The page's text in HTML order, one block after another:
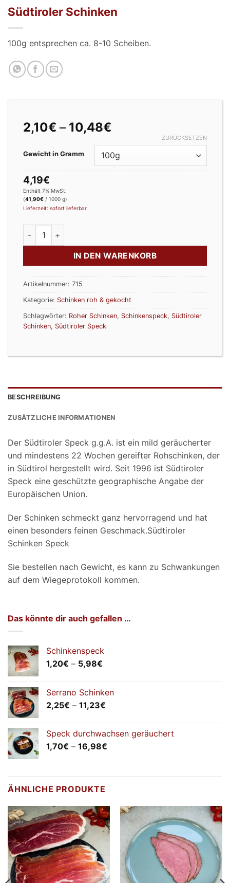
Südtiroler Schinken
100g entsprechen ca. 8-10 Scheiben.
2,10€ – 10,48€
bis
10,48€
Gewicht in Gramm
ZURÜCKSETZEN
4,19€
Enthält 7% MwSt.
(41,90€ / 1000 g)
Lieferzeit: sofort lieferbar
Südtiroler Schinken Menge
IN DEN WARENKORB
Artikelnummer: 715
Kategorie: Schinken roh & gekocht
Schlagwörter: Roher Schinken, Schinkenspeck, Südtiroler
Schinken, Südtiroler Speck
BESCHREIBUNG
ZUSÄTZLICHE INFORMATIONEN
Der Südtiroler Speck g.g.A. ist ein mild geräucherter
und mindestens 22 Wochen gereifter Rohschinken, der
in Südtirol hergestellt wird. Seit 1996 ist Südtiroler
Speck eine geschützte geographische Angabe der
Europäischen Union.
Der Schinken schmeckt ganz hervorragend und hat
einen besonders feinen Geschmack.Südtiroler
Schinken Speck
Sie bestellen nach Gewicht, es kann zu Schwankungen
auf dem Wiegeprotokoll kommen.
Das könnte dir auch gefallen …
Schinkenspeck
1,20€ – 5,98€
5,98€
Serrano Schinken
2,25€ – 11,23€
11,23€
Speck durchwachsen geräuchert
1,70€ – 16,98€
ÄHNLICHE PRODUKTE